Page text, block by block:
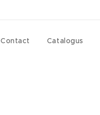
Contact Catalogus